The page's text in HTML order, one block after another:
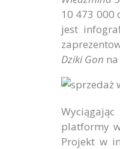
10 473 000
jest
Dziki Gon
platformy
Projekt w